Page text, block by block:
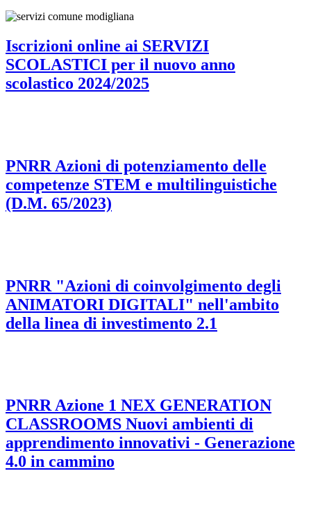
Iscrizioni online ai SERVIZI
SCOLASTICI per il nuovo anno
scolastico 2024/2025
PNRR Azioni di potenziamento delle
competenze STEM e multilinguistiche
(D.M. 65/2023)
PNRR "Azioni di coinvolgimento degli
ANIMATORI DIGITALI" nell'ambito
della linea di investimento 2.1
PNRR Azione 1 NEX GENERATION
CLASSROOMS Nuovi ambienti di
apprendimento innovativi - Generazione
4.0 in cammino